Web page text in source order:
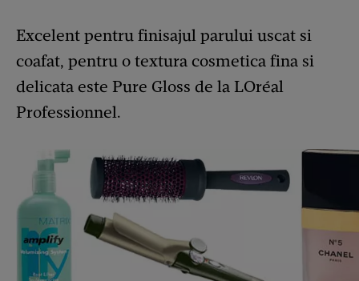
Excelent pentru finisajul parului uscat si
coafat, pentru o textura cosmetica fina si
delicata este Pure Gloss de la LOréal
Professionnel.